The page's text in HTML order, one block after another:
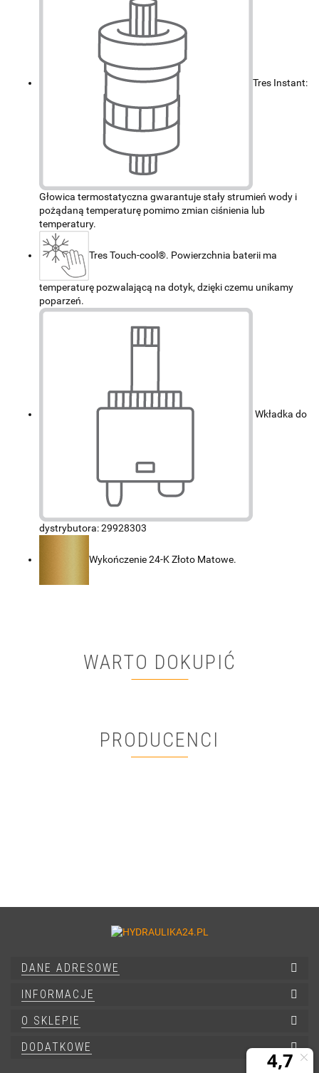
Tres Instant:
Głowica termostatyczna gwarantuje stały strumień wody i
pożądaną temperaturę pomimo zmian ciśnienia lub
temperatury.
Tres Touch-cool®. Powierzchnia baterii ma
temperaturę pozwalającą na dotyk, dzięki czemu unikamy
poparzeń.
Wkładka do
dystrybutora: 29928303
Wykończenie 24-K Złoto Matowe.
WARTO DOKUPIĆ
PRODUCENCI
DANE ADRESOWE
INFORMACJE
O SKLEPIE
DODATKOWE